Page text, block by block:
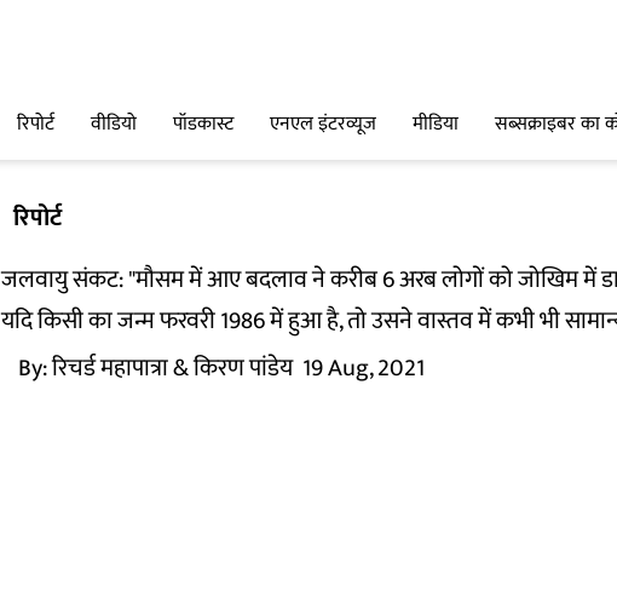
रिपोर्ट वीडियो पॉडकास्ट एनएल इंटरव्यूज मीडिया सब्सक्राइबर का
रिपोर्ट
जलवायु संकट: "मौसम में आए बदलाव ने करीब 6 अरब लोगों को जोखिम में
यदि किसी का जन्म फरवरी 1986 में हुआ है, तो उसने वास्तव में कभी भी
By:रिचर्ड महापात्रा& किरण पांडेय 19 Aug, 2021